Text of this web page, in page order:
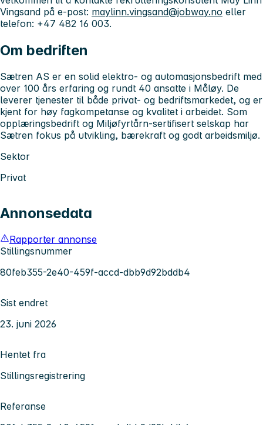
Vingsand på e-post: maylinn.vingsand@jobway.no eller
telefon: +47 482 16 003.
Om bedriften
Sætren AS er en solid elektro- og automasjonsbedrift med
over 100 års erfaring og rundt 40 ansatte i Måløy. De
leverer tjenester til både privat- og bedriftsmarkedet, og er
kjent for høy fagkompetanse og kvalitet i arbeidet. Som
opplæringsbedrift og Miljøfyrtårn-sertifisert selskap har
Sætren fokus på utvikling, bærekraft og godt arbeidsmiljø.
Sektor
Privat
Annonsedata
Rapporter annonse
Stillingsnummer
80feb355-2e40-459f-accd-dbb9d92bddb4
Sist endret
23. juni 2026
Hentet fra
Stillingsregistrering
Referanse